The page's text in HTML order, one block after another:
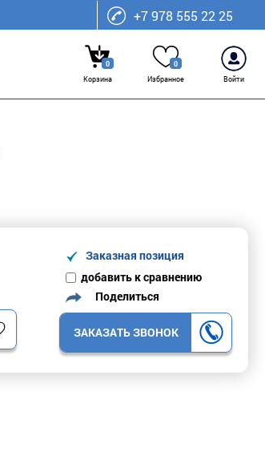
+7 978 555 22 25
0
Корзина
0
Избранное
Войти
Заказная позиция
добавить к сравнению
Поделиться
ЗАКАЗАТЬ ЗВОНОК